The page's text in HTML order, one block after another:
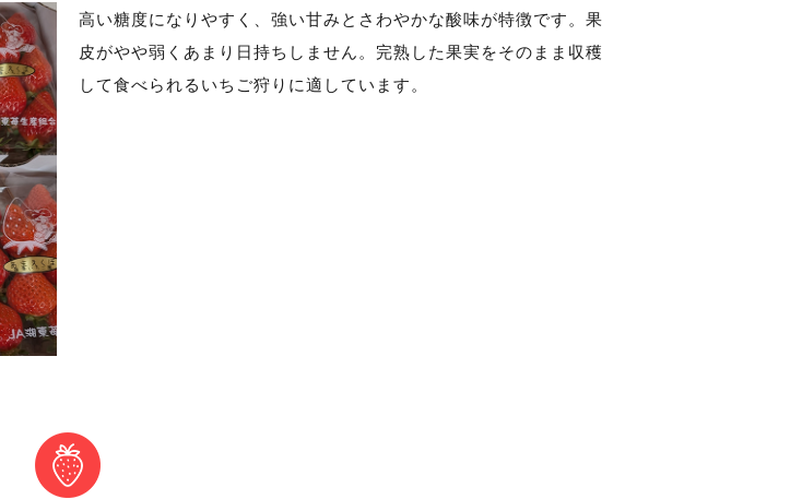
高い糖度になりやすく、強い甘みとさわやかな酸味が特徴です。果
皮がやや弱くあまり日持ちしません。完熟した果実をそのまま収穫
して食べられるいちご狩りに適しています。